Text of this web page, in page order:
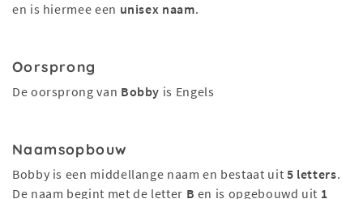
en is hiermee een unisex naam.
Oorsprong
De oorsprong van Bobby is Engels
Naamsopbouw
Bobby is een middellange naam en bestaat uit 5 letters.
De naam begint met de letter B en is opgebouwd uit 1